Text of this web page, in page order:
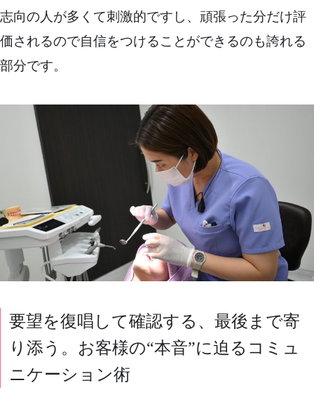
志向の人が多くて刺激的ですし、頑張った分だけ評
価されるので自信をつけることができるのも誇れる
部分です。
要望を復唱して確認する、最後まで寄
り添う。お客様の“本音”に迫るコミュ
ニケーション術